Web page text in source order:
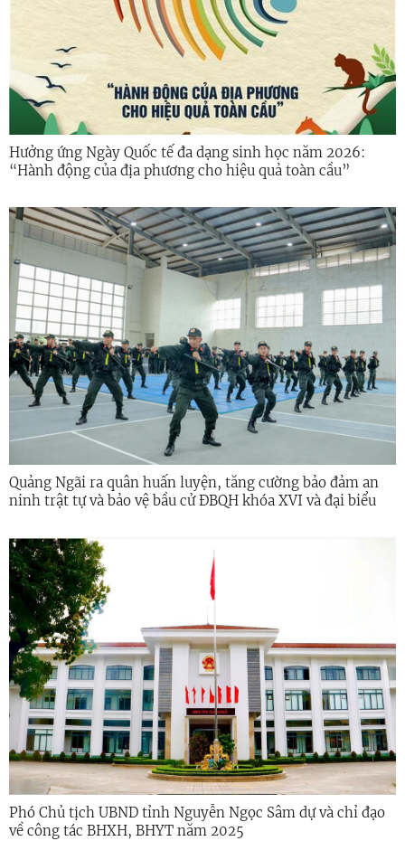
Hưởng ứng Ngày Quốc tế đa dạng sinh học năm 2026:
“Hành động của địa phương cho hiệu quả toàn cầu”
Quảng Ngãi ra quân huấn luyện, tăng cường bảo đảm an
ninh trật tự và bảo vệ bầu cử ĐBQH khóa XVI và đại biểu
Phó Chủ tịch UBND tỉnh Nguyễn Ngọc Sâm dự và chỉ đạo
về công tác BHXH, BHYT năm 2025